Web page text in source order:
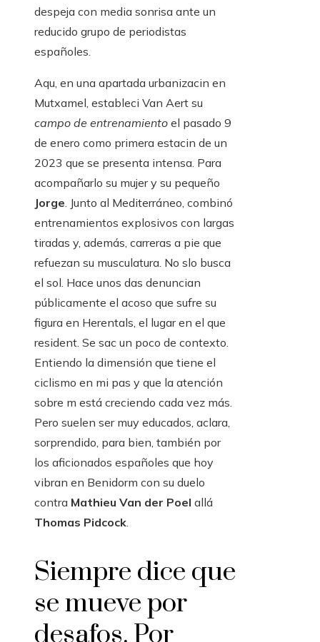
despeja con media sonrisa ante un
reducido grupo de periodistas
españoles.
Aqu, en una apartada urbanizacin en
Mutxamel, estableci Van Aert su
campo de entrenamiento el pasado 9
de enero como primera estacin de un
2023 que se presenta intensa. Para
acompañarlo su mujer y su pequeño
Jorge. Junto al Mediterráneo, combinó
entrenamientos explosivos con largas
tiradas y, además, carreras a pie que
refuezan su musculatura. No slo busca
el sol. Hace unos das denuncian
públicamente el acoso que sufre su
figura en Herentals, el lugar en el que
resident. Se sac un poco de contexto.
Entiendo la dimensión que tiene el
ciclismo en mi pas y que la atención
sobre m está creciendo cada vez más.
Pero suelen ser muy educados, aclara,
sorprendido, para bien, también por
los aficionados españoles que hoy
vibran en Benidorm con su duelo
contra Mathieu Van der Poel allá
Thomas Pidcock.
Siempre dice que
se mueve por
desafos. Por